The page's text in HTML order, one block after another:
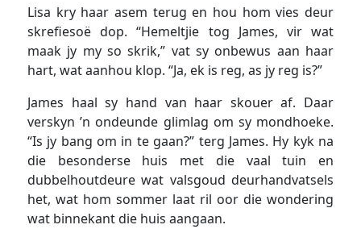
Lisa kry haar asem terug en hou hom vies deur
skrefiesoë dop. “Hemeltjie tog James, vir wat
maak jy my so skrik,” vat sy onbewus aan haar
hart, wat aanhou klop. “Ja, ek is reg, as jy reg is?”
James haal sy hand van haar skouer af. Daar
verskyn ’n ondeunde glimlag om sy mondhoeke.
“Is jy bang om in te gaan?” terg James. Hy kyk na
die besonderse huis met die vaal tuin en
dubbelhoutdeure wat valsgoud deurhandvatsels
het, wat hom sommer laat ril oor die wondering
wat binnekant die huis aangaan.